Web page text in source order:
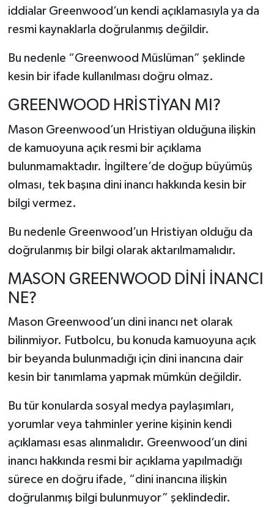
iddialar Greenwood’un kendi açıklamasıyla ya da
resmi kaynaklarla doğrulanmış değildir.
Bu nedenle “Greenwood Müslüman” şeklinde
kesin bir ifade kullanılması doğru olmaz.
GREENWOOD HRİSTİYAN MI?
Mason Greenwood’un Hristiyan olduğuna ilişkin
de kamuoyuna açık resmi bir açıklama
bulunmamaktadır. İngiltere’de doğup büyümüş
olması, tek başına dini inancı hakkında kesin bir
bilgi vermez.
Bu nedenle Greenwood’un Hristiyan olduğu da
doğrulanmış bir bilgi olarak aktarılmamalıdır.
MASON GREENWOOD DİNİ İNANCI
NE?
Mason Greenwood’un dini inancı net olarak
bilinmiyor. Futbolcu, bu konuda kamuoyuna açık
bir beyanda bulunmadığı için dini inancına dair
kesin bir tanımlama yapmak mümkün değildir.
Bu tür konularda sosyal medya paylaşımları,
yorumlar veya tahminler yerine kişinin kendi
açıklaması esas alınmalıdır. Greenwood’un dini
inancı hakkında resmi bir açıklama yapılmadığı
sürece en doğru ifade, “dini inancına ilişkin
doğrulanmış bilgi bulunmuyor” şeklindedir.